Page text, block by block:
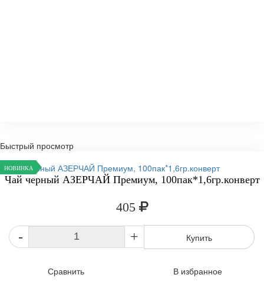
Быстрый просмотр
НОВИНКА
Чай черный АЗЕРЧАЙ Премиум, 100пак*1,6гр.конверт
405
- + Купить
Сравнить В избранное